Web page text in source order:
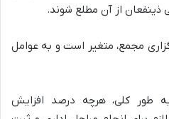
ذینفعان از آن مطلع شوند.
مجمع، متغیر است و به عوامل
طور کلی، هرچه درصد افزایش